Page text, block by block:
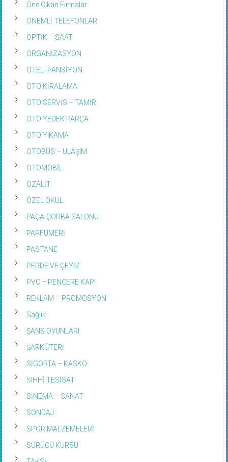
Öne Çıkan Firmalar
ÖNEMLİ TELEFONLAR
OPTİK – SAAT
ORGANİZASYON
OTEL -PANSİYON
OTO KİRALAMA
OTO SERVİS – TAMİR
OTO YEDEK PARÇA
OTO YIKAMA
OTOBÜS – ULAŞIM
OTOMOBİL
OZALİT
ÖZEL OKUL
PAÇA-ÇORBA SALONU
PARFÜMERİ
PASTANE
PERDE VE ÇEYİZ
PVC – PENCERE KAPI
REKLAM – PROMOSYON
Sağlık
ŞANS OYUNLARI
ŞARKÜTERİ
SİGORTA – KASKO
SIHHİ TESİSAT
SİNEMA – SANAT
SONDAJ
SPOR MALZEMELERİ
SÜRÜCÜ KURSU